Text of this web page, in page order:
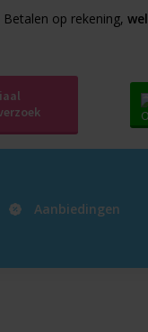
Betalen op rekening,
Aanbiedingen